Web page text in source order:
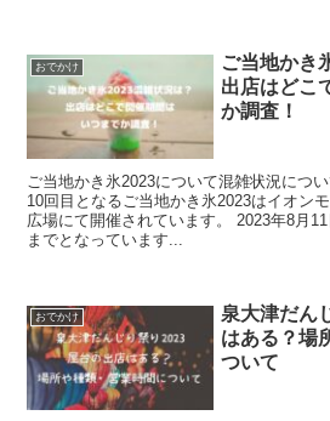
おでかけ
ご当地かき
出店はどこ
か調査！
ご当地かき氷2023について混雑状況につ
10回目となるご当地かき氷2023はイオン
広場にて開催されています。 2023年8月
までとなっています...
おでかけ
泉大津だん
はある？場
ついて